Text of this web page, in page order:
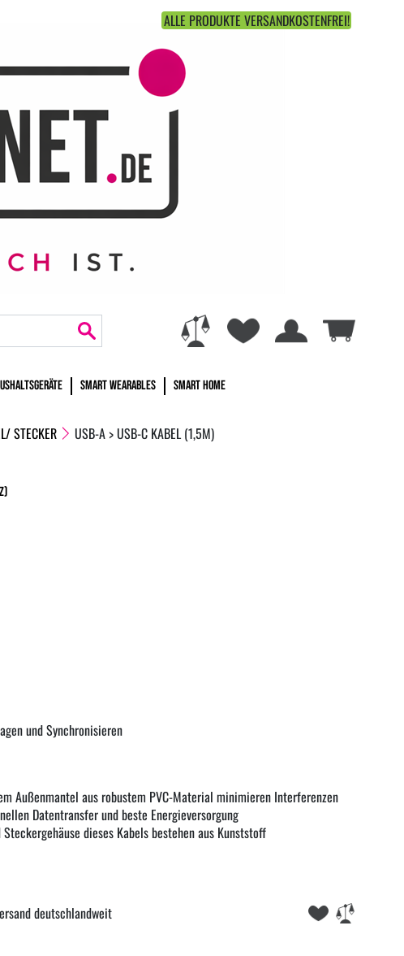
ALLE PRODUKTE VERSANDKOSTENFREI!
SMART WEARABLES SMART HOME
STECKER USB-A > USB-C KABEL (1,5M)
und Synchronisieren
Außenmantel aus robustem PVC-Material minimieren Interferenzen
Datentransfer und beste Energieversorgung
dieses Kabels bestehen aus Kunststoff
deutschlandweit